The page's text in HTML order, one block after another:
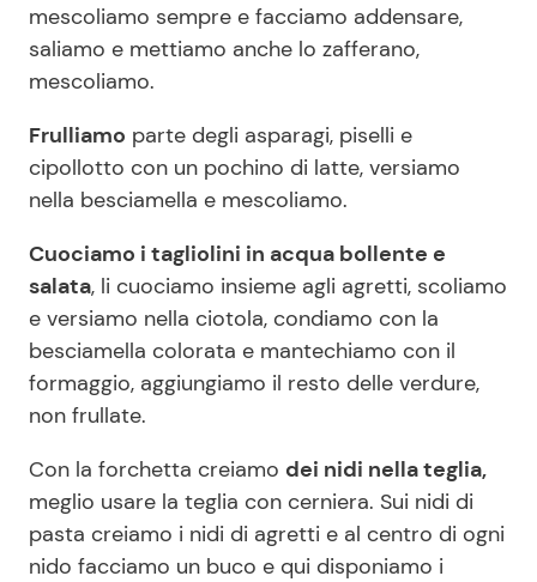
mescoliamo sempre e facciamo addensare,
saliamo e mettiamo anche lo zafferano,
mescoliamo.
Frulliamo parte degli asparagi, piselli e
cipollotto con un pochino di latte, versiamo
nella besciamella e mescoliamo.
Cuociamo i tagliolini in acqua bollente e
salata, li cuociamo insieme agli agretti, scoliamo
e versiamo nella ciotola, condiamo con la
besciamella colorata e mantechiamo con il
formaggio, aggiungiamo il resto delle verdure,
non frullate.
Con la forchetta creiamo dei nidi nella teglia,
meglio usare la teglia con cerniera. Sui nidi di
pasta creiamo i nidi di agretti e al centro di ogni
nido facciamo un buco e qui disponiamo i